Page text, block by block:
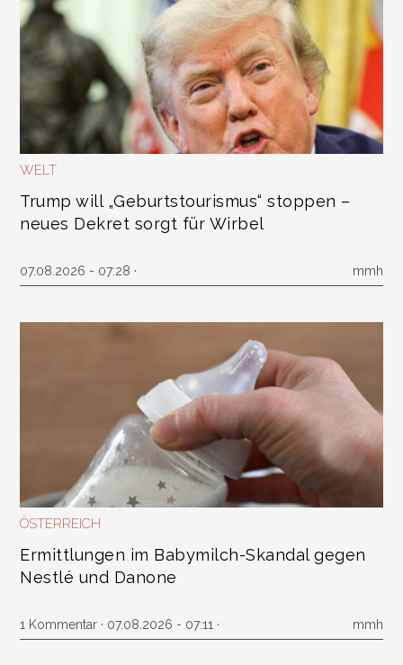
WELT
Trump will „Geburtstourismus“ stoppen –
neues Dekret sorgt für Wirbel
07.08.2026 - 07:28 · mmh
ÖSTERREICH
Ermittlungen im Babymilch-Skandal gegen
Nestlé und Danone
1 Kommentar · 07.08.2026 - 07:11 · mmh